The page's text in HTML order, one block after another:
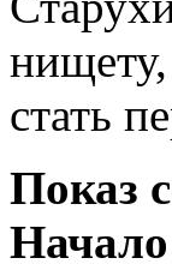
стать
Показ